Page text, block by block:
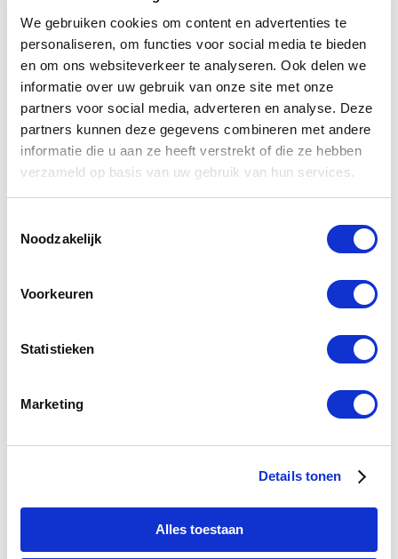
We gebruiken cookies om content en advertenties te
personaliseren, om functies voor social media te bieden
en om ons websiteverkeer te analyseren. Ook delen we
informatie over uw gebruik van onze site met onze
partners voor social media, adverteren en analyse. Deze
partners kunnen deze gegevens combineren met andere
informatie die u aan ze heeft verstrekt of die ze hebben
verzameld op basis van uw gebruik van hun services.
Noodzakelijk
Voorkeuren
Statistieken
Marketing
Details tonen
Alles toestaan
Zitting
2 Jaar
Met softclose zitting en deksel
1-3 werkdagen
ZIE OOK
VERGELIJKBARE PRODUCTEN
Toilet Zitting Standaard
Toilet Zitting Compact Flat
U
€ 30,00